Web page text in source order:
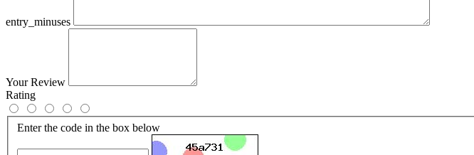
entry_minuses
Your Review
Rating
Enter the code in the box below